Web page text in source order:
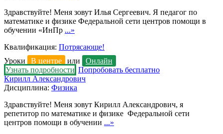
Здравствуйте! Меня зовут Илья Сергеевич. Я педагог по
математике и физике Федеральной сети центров помощи в
обучении «ИнПр ...»
Квалификация: Потрясающе!
Уроки
В центре или
Онлайн
Узнать подробности Попробовать бесплатно
Кирилл Александрович
Дисциплина: Физика
Здравствуйте! Меня зовут Кирилл Александрович, я
репетитор по математике и физике Федеральной сети
центров помощи в обучении ...»